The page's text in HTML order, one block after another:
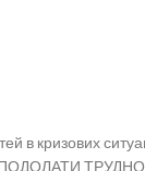
в кризових